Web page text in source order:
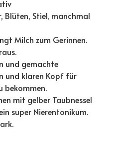
Blüten, Stiel, manchmal
Milch zum Gerinnen.
und gemachte
und klaren Kopf für
bekommen.
mit gelber Taubnessel
super Nierentonikum.